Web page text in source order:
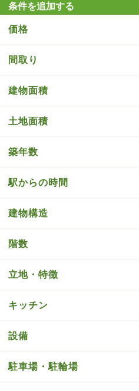
条件を追加する
価格
間取り
建物面積
土地面積
築年数
駅からの時間
建物構造
階数
立地・特徴
キッチン
設備
駐車場・駐輪場